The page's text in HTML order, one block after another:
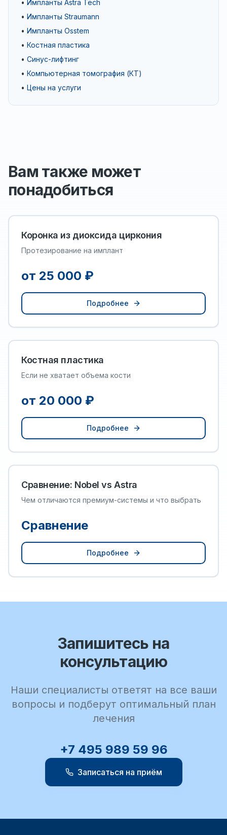
• Импланты Astra Tech
• Импланты Straumann
• Импланты Osstem
• Костная пластика
• Синус-лифтинг
• Компьютерная томография (КТ)
• Цены на услуги
Вам также может
понадобиться
Коронка из диоксида циркония
Протезирование на имплант
от 25 000 ₽
Подробнее
Костная пластика
Если не хватает объема кости
от 20 000 ₽
Подробнее
Сравнение: Nobel vs Astra
Чем отличаются премиум-системы и что выбрать
Сравнение
Подробнее
Запишитесь на
консультацию
Наши специалисты ответят на все ваши
вопросы и подберут оптимальный план
лечения
+7 495 989 59 96
Записаться на приём